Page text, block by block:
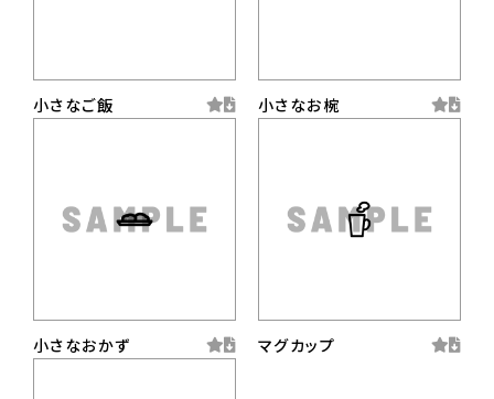
小さなご飯 小さなお椀
小さなおかず マグカップ